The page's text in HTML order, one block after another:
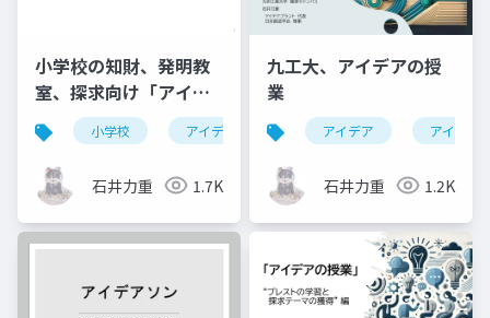
小学校の知財、発明教
室、探求向け「アイデ
アの授業」
小学校 アイデア 発想 発明教室
石井力重 1.7K
九工大、アイデアの授
業
アイデア アイデア
石井力重 1.2K